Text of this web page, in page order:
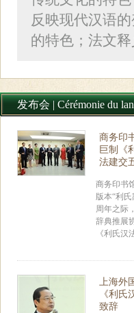
反映现代汉语
的特色；法文
发布会 | Cérémonie du
商务印
巨制《
法建交
商务印书
版本“利
周年之际
辞典推展
《利氏汉
上海外
《利氏
致辞